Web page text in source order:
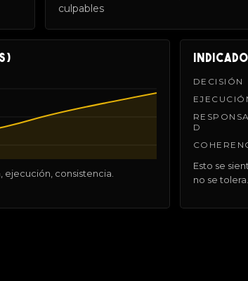
culpables
ejecución, consistencia.
DECISIÓN
D
Esto se
no se tolera.